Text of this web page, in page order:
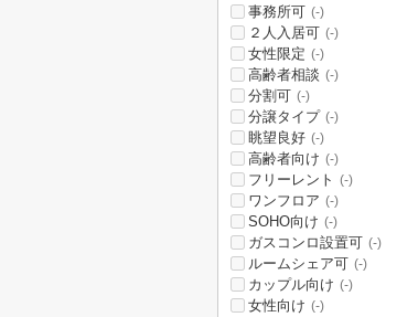
事務所可 (-)
２人入居可 (-)
女性限定 (-)
高齢者相談 (-)
分割可 (-)
分譲タイプ (-)
眺望良好 (-)
高齢者向け (-)
フリーレント (-)
ワンフロア (-)
SOHO向け (-)
ガスコンロ設置可 (-)
ルームシェア可 (-)
カップル向け (-)
女性向け (-)